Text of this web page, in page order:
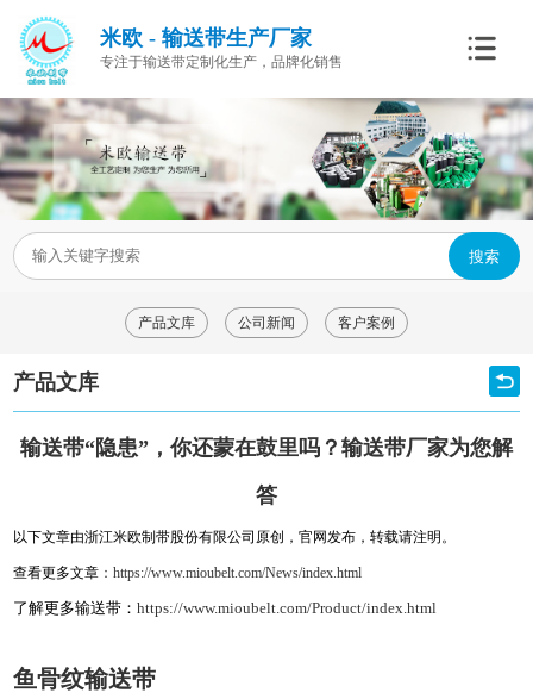
米欧 - 输送带生产厂家
专注于输送带定制化生产，品牌化销售
搜索
产品文库 公司新闻 客户案例
产品文库
输送带“隐患”，你还蒙在鼓里吗？输送带厂家为您解
答
以下文章由浙江米欧制带股份有限公司原创，官网发布，转载请注明。
查看更多文章 ：https://www.mioubelt.com/News/index.html
了解更多输送带 ：https://www.mioubelt.com/Product/index.html
鱼骨纹输送带